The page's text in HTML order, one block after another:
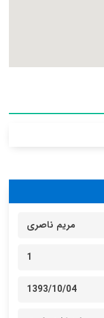
مریم ناصری
1
1393/10/04